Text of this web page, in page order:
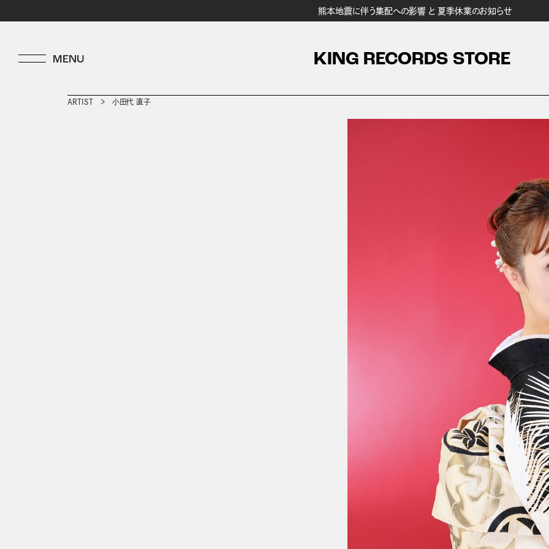
熊本地震に伴う集配への影響 と 夏季休業のお知らせ
KING RECORDS STORE
ARTIST 小田代 直子